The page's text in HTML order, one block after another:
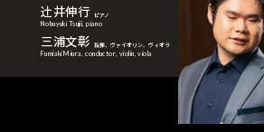
辻󠄀井伸行
ピアノ
Nobuyuki Tsujii,piano
三浦文彰 指揮、ヴァイオリン、ヴィオラ
Fumiaki Miura,conductor, violin,viola
󠄀三浦文
彰
（指揮・
ァイオリ